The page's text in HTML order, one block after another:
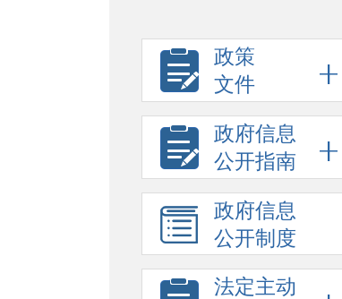
政策
文件
政府信息
公开指南
政府信息
公开制度
法定主动